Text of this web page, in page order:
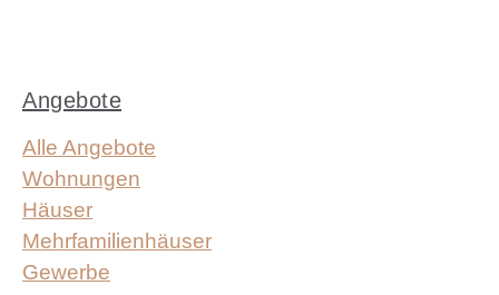
Angebote
Alle Angebote
Wohnungen
Häuser
Mehrfamilienhäuser
Gewerbe